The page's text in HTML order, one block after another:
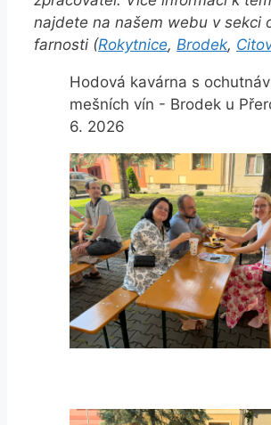
najdete na našem webu v sekci
farnosti (Rokytnice, Brodek,
Hodová kavárna s
mešních vín - Brodek u
6. 2026